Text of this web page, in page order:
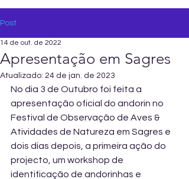
Post
Apresentação em Sagres
14 de out. de 2022
Atualizado: 24 de jan. de 2023
No dia 3 de Outubro foi feita a
apresentação oficial do andorin no
Festival de Observação de Aves &
Atividades de Natureza em Sagres e
dois dias depois, a primeira ação do
projecto, um workshop de
identificação de andorinhas e